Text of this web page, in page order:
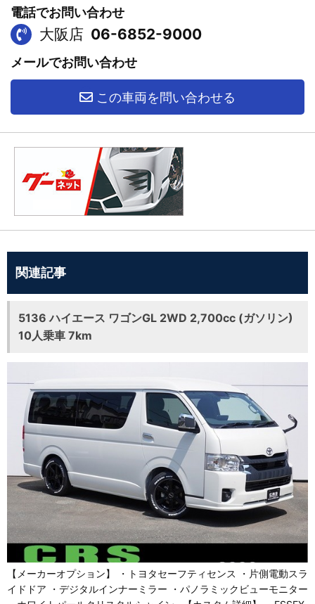
電話でお問い合わせ
大阪店 06-6852-9000
メールでお問い合わせ
この車両を問い合わせる
関連記事
5136 ハイエース ワゴンGL 2WD 2,700cc (ガソリン)
10人乗車 7km
【メーカーオプション】 ・トヨタセーフティセンス ・片側電動スラ
イドドア ・デジタルインナーミラー ・パノラミックビューモニター